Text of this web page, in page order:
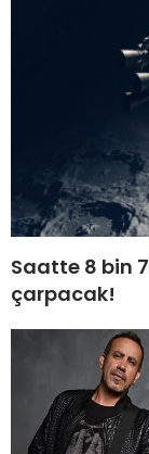
Saatte 8 bin
çarpacak!